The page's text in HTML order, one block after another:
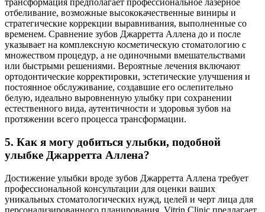
трансформация предполагает профессиональное лазерное
отбеливание, возможные высококачественные виниры и
стратегические коррекции выравнивания, выполненные со
временем. Сравнение зубов Джарретта Аллена до и после
указывает на комплексную косметическую стоматологию с
множеством процедур, а не одиночными вмешательствами
или быстрыми решениями. Вероятные лечения включают
ортодонтические корректировки, эстетические улучшения и
постоянное обслуживание, создавшие его ослепительно
белую, идеально выровненную улыбку при сохранении
естественного вида, аутентичности и здоровья зубов на
протяжении всего процесса трансформации.
5. Как я могу добиться улыбки, подобной
улыбке Джарретта Аллена?
Достижение улыбки вроде зубов Джарретта Аллена требует
профессиональной консультации для оценки ваших
уникальных стоматологических нужд, целей и черт лица для
персонализированного планирования. Vitrin Clinic предлагает